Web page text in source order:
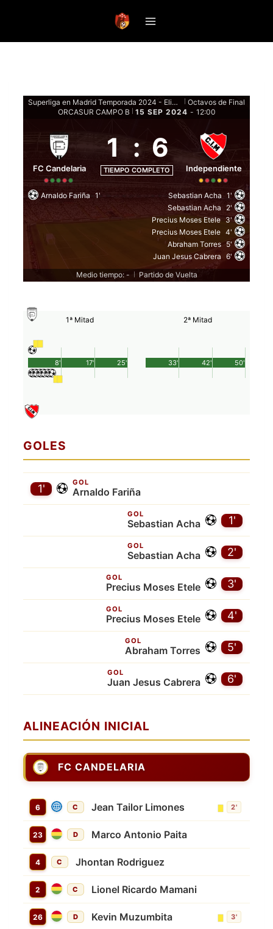
Superliga en Madrid Temporada 2024 - Eliminatorias
Octavos de Final
ORCASUR CAMPO B
15 SEP 2024 - 12:00
FC Candelaria
1 : 6
TIEMPO COMPLETO Independiente
Arnaldo Fariña 1' Sebastian Acha 1'
Sebastian Acha 2'
Precius Moses Etele 3'
Precius Moses Etele 4'
Abraham Torres 5'
Juan Jesus Cabrera 6'
Medio tiempo: -
Partido de Vuelta
1ª Mitad
25'
8' 17'
2ª Mitad
50'
33' 42'
GOLES
GOL
Arnaldo Fariña
1'
1'
GOL
Sebastian Acha
2'
GOL
Sebastian Acha
3'
GOL
Precius Moses Etele
4'
GOL
Precius Moses Etele
5'
GOL
Abraham Torres
6'
GOL
Juan Jesus Cabrera
ALINEACIÓN INICIAL
FC CANDELARIA
6 C Jean Tailor Limones 2'
23 D Marco Antonio Paita
4 C Jhontan Rodriguez
2 C Lionel Ricardo Mamani
26 D Kevin Muzumbita 3'